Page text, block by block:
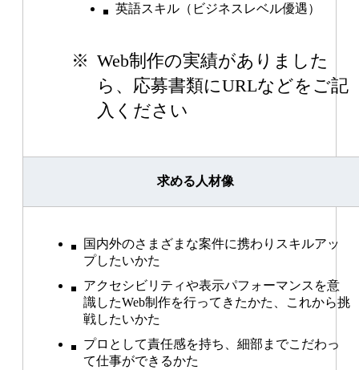
英語スキル（ビジネスレベル優遇）
※ Web制作の実績がありました
ら、応募書類にURLなどをご記
入ください
求める人材像
国内外のさまざまな案件に携わりスキルアッ
プしたいかた
アクセシビリティや表示パフォーマンスを意
識したWeb制作を行ってきたかた、これから挑
戦したいかた
プロとして責任感を持ち、細部までこだわっ
て仕事ができるかた